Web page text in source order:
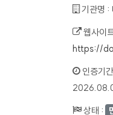
기관명 :
웹사이
https://
인증기
상태 :